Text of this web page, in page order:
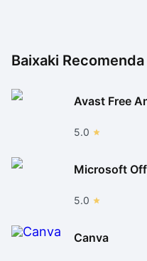
No fim das contas, o
com todas essas
não haver limites para
resolver descontinuá-
teste.
Baixaki Recomenda
Avast Free
5.0
Microsoft
5.0
Canva